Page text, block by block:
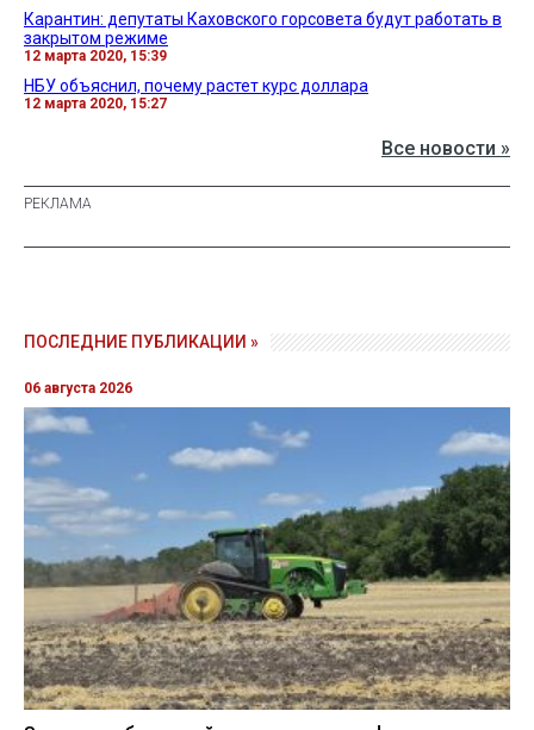
Карантин: депутаты Каховского горсовета будут работать в
закрытом режиме
12 марта 2020, 15:39
НБУ объяснил, почему растет курс доллара
12 марта 2020, 15:27
Все новости »
ПОСЛЕДНИЕ ПУБЛИКАЦИИ »
06 августа 2026